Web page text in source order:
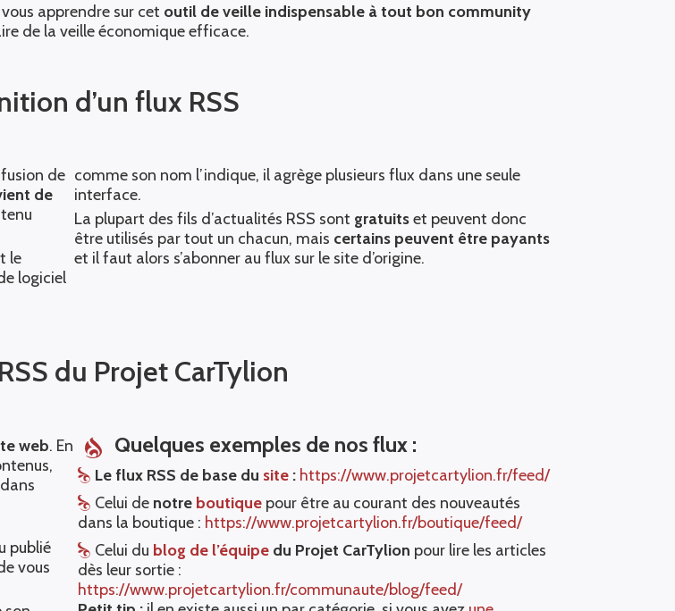
apprendre sur cet outil de veille indispensable à tout bon community
de la veille économique efficace.
d’un flux RSS
de
de
le
logiciel
comme son nom l’indique, il agrège plusieurs flux dans une seule
interface.
La plupart des fils d’actualités RSS sont gratuitset peuvent donc
être utilisés par tout un chacun, mais certains peuvent être payants
et il faut alors s’abonner au flux sur le site d’origine.
du Projet CarTylion
web. En
publié
vous
Quelques exemples de nos flux :
Le flux RSS de base du site: https://www.projetcartylion.fr/feed/
Celui de notre boutique pour être au courant des nouveautés
dans la boutique : https://www.projetcartylion.fr/boutique/feed/
Celui du blog de l’équipedu Projet CarTylion pour lire les articles
dès leur sortie :
https://www.projetcartylion.fr/communaute/blog/feed/